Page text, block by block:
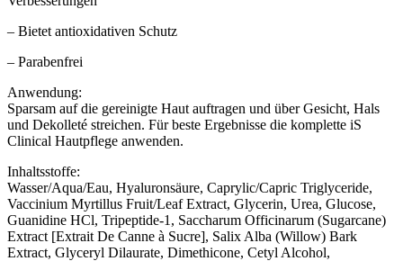
– Bietet antioxidativen Schutz
– Parabenfrei
Anwendung:
Sparsam auf die gereinigte Haut auftragen und über Gesicht, Hals
und Dekolleté streichen. Für beste Ergebnisse die komplette iS
Clinical Hautpflege anwenden.
Inhaltsstoffe:
Wasser/Aqua/Eau, Hyaluronsäure, Caprylic/Capric Triglyceride,
Vaccinium Myrtillus Fruit/Leaf Extract, Glycerin, Urea, Glucose,
Guanidine HCl, Tripeptide-1, Saccharum Officinarum (Sugarcane)
Extract [Extrait De Canne à Sucre], Salix Alba (Willow) Bark
Extract, Glyceryl Dilaurate, Dimethicone, Cetyl Alcohol,